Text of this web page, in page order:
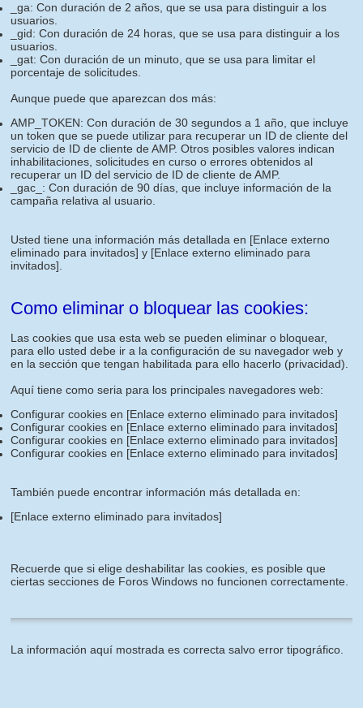
_ga: Con duración de 2 años, que se usa para distinguir a los
usuarios.
_gid: Con duración de 24 horas, que se usa para distinguir a los
usuarios.
_gat: Con duración de un minuto, que se usa para limitar el
porcentaje de solicitudes.
Aunque puede que aparezcan dos más:
AMP_TOKEN: Con duración de 30 segundos a 1 año, que incluye
un token que se puede utilizar para recuperar un ID de cliente del
servicio de ID de cliente de AMP. Otros posibles valores indican
inhabilitaciones, solicitudes en curso o errores obtenidos al
recuperar un ID del servicio de ID de cliente de AMP.
_gac_: Con duración de 90 días, que incluye información de la
campaña relativa al usuario.
Usted tiene una información más detallada en [Enlace externo
eliminado para invitados] y [Enlace externo eliminado para
invitados]
Como eliminar o bloquear las cookies:
Las cookies que usa esta web se pueden eliminar o bloquear,
para ello usted debe ir a la configuración de su navegador web y
en la sección que tengan habilitada para ello hacerlo (privacidad).
Aquí tiene como seria para los principales navegadores web:
Configurar cookies en [Enlace externo eliminado para invitados]
Configurar cookies en [Enlace externo eliminado para invitados]
Configurar cookies en [Enlace externo eliminado para invitados]
Configurar cookies en [Enlace externo eliminado para invitados]
También puede encontrar información más detallada en:
[Enlace externo eliminado para invitados]
Recuerde que si elige deshabilitar las cookies, es posible que
ciertas secciones de Foros Windows no funcionen correctamente.
La información aquí mostrada es correcta salvo error tipográfico.